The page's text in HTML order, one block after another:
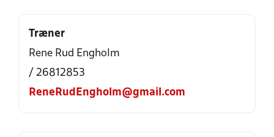
Træner
Rene Rud Engholm
/ 26812853
ReneRudEngholm@gmail.com